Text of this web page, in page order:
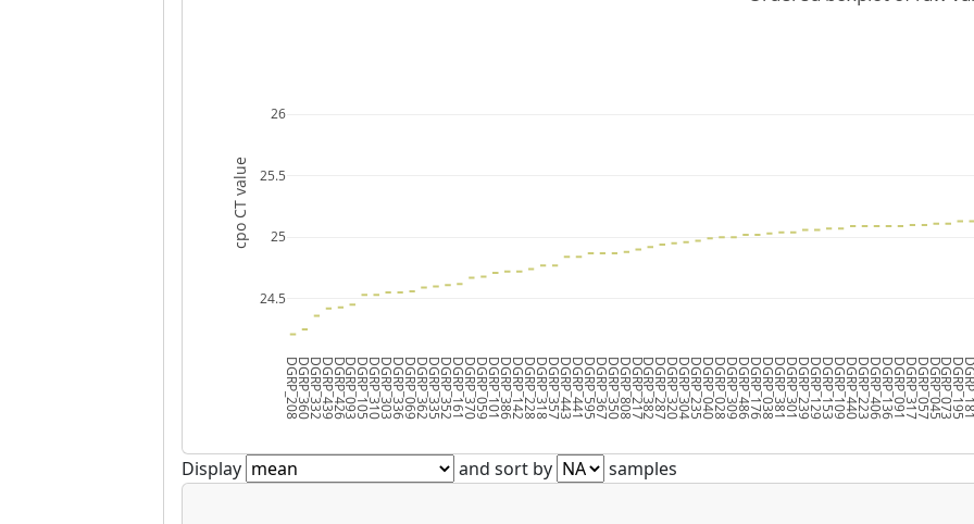
DGRP_208DGRP_360DGRP_332DGRP_439DGRP_426DGRP_093DGRP_105DGRP_310DGRP_303DGRP_336DGRP_069DGRP_362DGRP_335DGRP_352DGRP_161DGRP_370DGRP_059DGRP_101DGRP_386DGRP_142DGRP_228DGRP_318DGRP_357DGRP_443DGRP_441DGRP_595DGRP_367DGRP_350DGRP_808DGRP_217DGRP_382DGRP_287DGRP_320DGRP_304DGRP_235DGRP_040DGRP_028DGRP_309DGRP_486DGRP_176DGRP_038DGRP_381DGRP_301DGRP_239DGRP_129DGRP_153DGRP_109DGRP_440DGRP_223DGRP_406DGRP_136DGRP_091DGRP_317DGRP_057DGRP_045DGRP_073DGRP_195
24.5
25
25.5
26
cpo CT value
Display and sort by samples